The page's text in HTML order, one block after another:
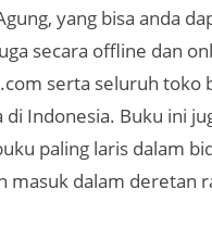
yang bisa anda
secara offline dan
serta seluruh toko
di Indonesia. Buku ini
paling laris dalam
masuk dalam deretan